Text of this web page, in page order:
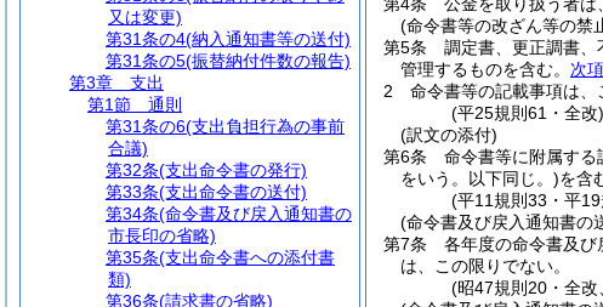
(命令書等の改ざん等の禁
第5条
調定書、更正調書
管理するものを含む。 次項
2
命令書等の記載事項は、
(平25規則61・全改)
(訳文の添付)
第6条
命令書等に附属す
をいう。以下同じ。)を含
(平11規則33・平
(命令書及び戻入通知書の
第7条
各年度の命令書及び
は、この限りでない。
(昭47規則20・全
又は変更)
第31条の4(納入通知書等の送付)
第31条の5(振替納付件数の報告)
第3章
支出
第1節
通則
第31条の6(支出負担行為の事前
合議)
第32条(支出命令書の発行)
第33条(支出命令書の送付)
第34条(命令書及び戻入通知書の
市長印の省略)
第35条(支出命令書への添付書
類)
第36条(請求書の省略)